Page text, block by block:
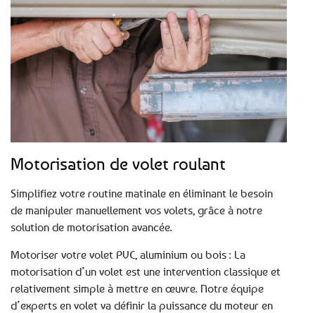
Motorisation de volet roulant
Simplifiez votre routine matinale en éliminant le besoin
de manipuler manuellement vos volets, grâce à notre
solution de motorisation avancée.
Motoriser votre volet PVC, aluminium ou bois : La
motorisation d’un volet est une intervention classique et
relativement simple à mettre en œuvre. Notre équipe
d’experts en volet va définir la puissance du moteur en